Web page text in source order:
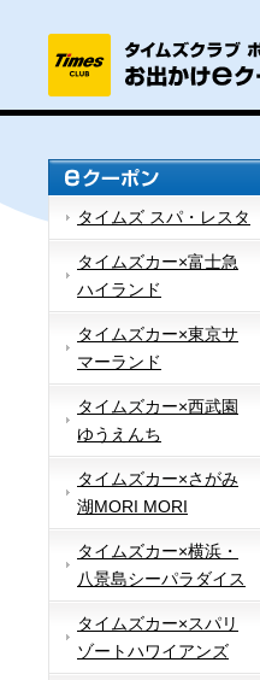
タイムズ スパ・レスタ
タイムズカー×富士急
ハイランド
タイムズカー×東京サ
マーランド
タイムズカー×西武園
ゆうえんち
タイムズカー×さがみ
湖MORI MORI
タイムズカー×横浜・
八景島シーパラダイス
タイムズカー×スパリ
ゾートハワイアンズ